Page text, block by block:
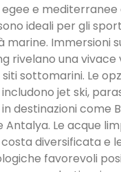
egee e mediterranee
ideali per gli
marine. Immersioni
rivelano una vivace
sottomarini. Le
jet ski,
destinazioni come
Antalya. Le acque
diversificata e
favorevoli